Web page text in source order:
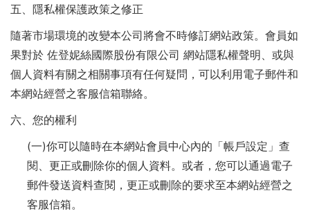
五、隱私權保護政策之修正
隨著市場環境的改變本公司將會不時修訂網站政策。會員如
果對於 佐登妮絲國際股份有限公司 網站隱私權聲明、或與
個人資料有關之相關事項有任何疑問，可以利用電子郵件和
本網站經營之客服信箱聯絡。
六、您的權利
(一)你可以隨時在本網站會員中心內的「帳戶設定」查
閱、更正或刪除你的個人資料。或者，您可以通過電子
郵件發送資料查閱，更正或刪除的要求至本網站經營之
客服信箱。